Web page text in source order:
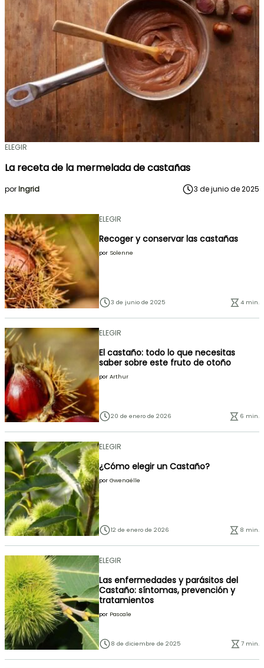
ELEGIR
La receta de la mermelada de castañas
porIngrid 3 de junio de 2025
ELEGIR
Recoger y conservar las castañas
por Solenne
3 de junio de 2025 4 min.
ELEGIR
El castaño: todo lo que necesitas
saber sobre este fruto de otoño
por Arthur
20 de enero de 2026 6 min.
ELEGIR
¿Cómo elegir un Castaño?
por Gwenaëlle
12 de enero de 2026 8 min.
ELEGIR
Las enfermedades y parásitos del
Castaño: síntomas, prevención y
tratamientos
por Pascale
8 de diciembre de 2025 7 min.